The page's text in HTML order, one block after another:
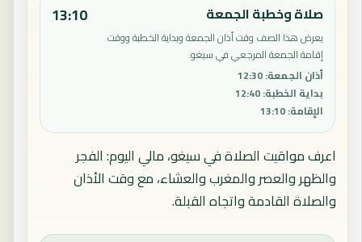
صلاة وخطبة الجمعة
يعرض هذا الصف وقت أذان الجمعة وبداية الخطبة ووقت
إقامة الجمعة المرجعي في سيغو.
أذان الجمعة:
12:30
بداية الخطبة:
12:40
الإقامة:
13:10
13:10
اعرف مواقيت الصلاة في سيغو، مالي اليوم: الفجر
والظهر والعصر والمغرب والعشاء، مع وقت الأذان
والصلاة القادمة واتجاه القبلة.